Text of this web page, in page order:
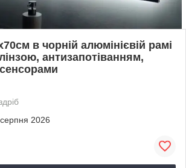
в чорній алюмінієвій рамі
антизапотіванням,
2026